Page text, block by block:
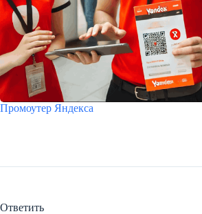
Промоутер Яндекса
Ответить